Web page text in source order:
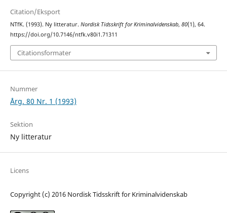
Citation/Eksport
NTfK. (1993). Ny litteratur. Nordisk Tidsskrift for Kriminalvidenskab, 80(1), 64.
https://doi.org/10.7146/ntfk.v80i1.71311
Citationsformater
Nummer
Årg. 80 Nr. 1 (1993)
Sektion
Ny litteratur
Licens
Copyright (c) 2016 Nordisk Tidsskrift for Kriminalvidenskab